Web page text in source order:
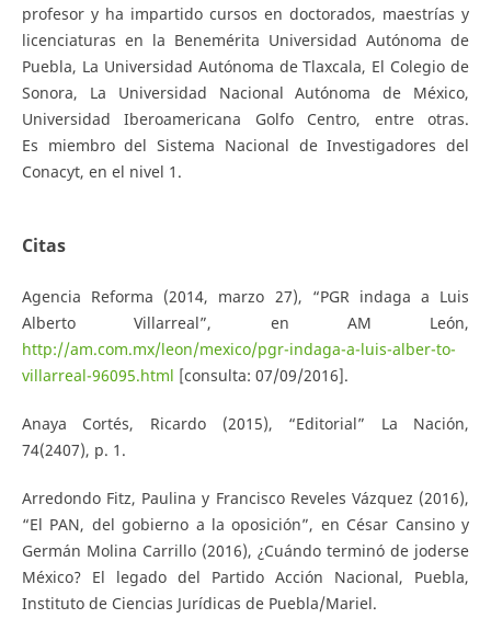
profesor y ha impartido cursos en doctorados, maestrías y
licenciaturas en la Benemérita Universidad Autónoma de
Puebla, La Universidad Autónoma de Tlaxcala, El Colegio de
Sonora, La Universidad Nacional Autónoma de México,
Universidad Iberoamericana Golfo Centro, entre otras.
Es miembro del Sistema Nacional de Investigadores del
Conacyt, en el nivel 1.
Citas
Agencia Reforma (2014, marzo 27), “PGR indaga a Luis
Alberto Villarreal”, en AM León,
http://am.com.mx/leon/mexico/pgr-indaga-a-luis-alber-to-
villarreal-96095.html [consulta: 07/09/2016].
Anaya Cortés, Ricardo (2015), “Editorial” La Nación,
74(2407), p. 1.
Arredondo Fitz, Paulina y Francisco Reveles Vázquez (2016),
“El PAN, del gobierno a la oposición”, en César Cansino y
Germán Molina Carrillo (2016), ¿Cuándo terminó de joderse
México? El legado del Partido Acción Nacional, Puebla,
Instituto de Ciencias Jurídicas de Puebla/Mariel.